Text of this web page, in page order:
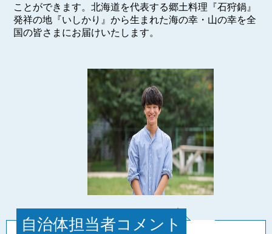
ことができます。北海道を代表する郷土料理『石狩鍋』
発祥の地『いしかり』から生まれた海の幸・山の幸を全
国の皆さまにお届けいたします。
自治体担当者コメント